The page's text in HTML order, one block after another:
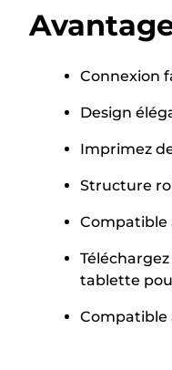
Connexion
Design
Imprimez
Structure
Compatible
tablette
Compatible